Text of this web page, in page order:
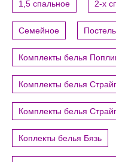
1,5 спальное 2-х
Семейное
Комплекты белья
Комплекты белья
Комплекты белья
Коплекты белья Бязь